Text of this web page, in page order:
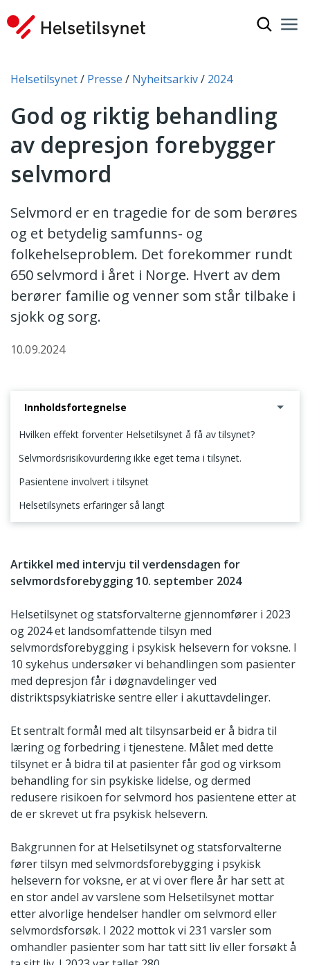
Du er her:
Helsetilsynet Presse Nyheitsarkiv 2024
God og riktig behandling
av depresjon forebygger
selvmord
Selvmord er en tragedie for de som berøres
og et betydelig samfunns- og
folkehelseproblem. Det forekommer rundt
650 selvmord i året i Norge. Hvert av dem
berører familie og venner som står tilbake i
sjokk og sorg.
10.09.2024
Innholdsfortegnelse
Hvilken effekt forventer Helsetilsynet å få av tilsynet?
Selvmordsrisikovurdering ikke eget tema i tilsynet.
Pasientene involvert i tilsynet
Helsetilsynets erfaringer så langt
Artikkel med intervju til verdensdagen for
selvmordsforebygging 10. september 2024
Helsetilsynet og statsforvalterne gjennomfører i 2023
og 2024 et landsomfattende tilsyn med
selvmordsforebygging i psykisk helsevern for voksne. I
10 sykehus undersøker vi behandlingen som pasienter
med depresjon får i døgnavdelinger ved
distriktspsykiatriske sentre eller i akuttavdelinger.
Et sentralt formål med alt tilsynsarbeid er å bidra til
læring og forbedring i tjenestene. Målet med dette
tilsynet er å bidra til at pasienter får god og virksom
behandling for sin psykiske lidelse, og dermed
redusere risikoen for selvmord hos pasientene etter at
de er skrevet ut fra psykisk helsevern.
Bakgrunnen for at Helsetilsynet og statsforvalterne
fører tilsyn med selvmordsforebygging i psykisk
helsevern for voksne, er at vi over flere år har sett at
en stor andel av varslene som Helsetilsynet mottar
etter alvorlige hendelser handler om selvmord eller
selvmordsforsøk. I 2022 mottok vi 231 varsler som
omhandler pasienter som har tatt sitt liv eller forsøkt å